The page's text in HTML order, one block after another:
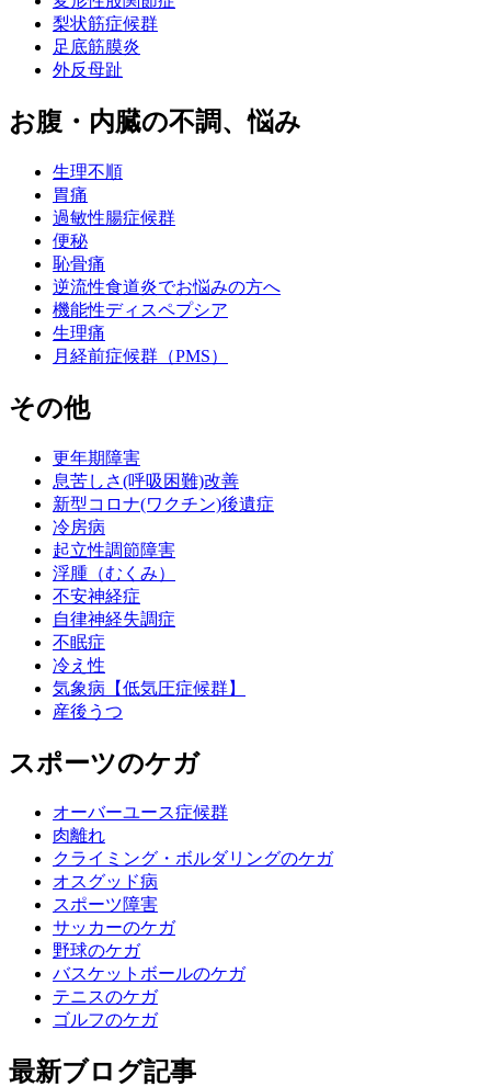
梨状筋症候群
足底筋膜炎
外反母趾
お腹・内臓の不調、悩み
生理不順
胃痛
過敏性腸症候群
便秘
恥骨痛
逆流性食道炎でお悩みの方へ
機能性ディスペプシア
生理痛
月経前症候群（PMS）
その他
更年期障害
息苦しさ(呼吸困難)改善
新型コロナ(ワクチン)後遺症
冷房病
起立性調節障害
浮腫（むくみ）
不安神経症
自律神経失調症
不眠症
冷え性
気象病【低気圧症候群】
産後うつ
スポーツのケガ
オーバーユース症候群
肉離れ
クライミング・ボルダリングのケガ
オスグッド病
スポーツ障害
サッカーのケガ
野球のケガ
バスケットボールのケガ
テニスのケガ
ゴルフのケガ
最新ブログ記事